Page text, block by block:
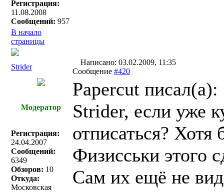
Регистрация:
11.08.2008
Сообщений: 957
В начало
страницы
Strider
Написано: 03.02.2009, 11:35
Сообщение #420
Модератор
Регистрация:
24.04.2007
Сообщений:
6349
Обзоров: 10
Откуда:
Московская
Papercut писал(a):
Strider, если уже
отписаться?
Физисськи этого
Сам их ещё не